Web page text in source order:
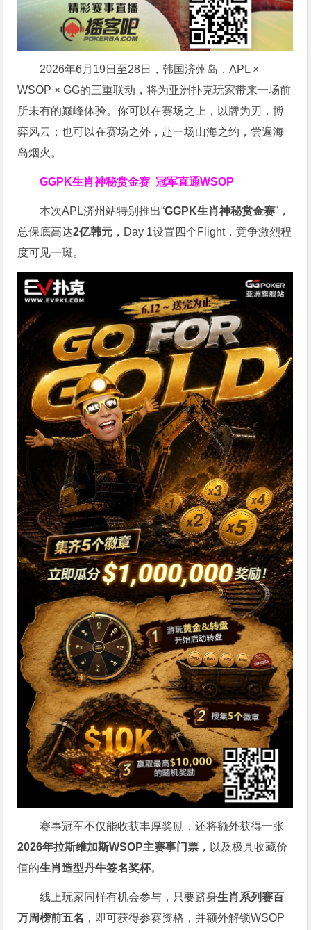
2026年6月19日至28日，韩国济州岛，APL ×
WSOP × GG的三重联动，将为亚洲扑克玩家带来一场前
所未有的巅峰体验。你可以在赛场之上，以牌为刃，博
弈风云；也可以在赛场之外，赴一场山海之约，尝遍海
岛烟火。
GGPK生肖神秘赏金赛冠军直通WSOP
本次APL济州站特别推出“GGPK生肖神秘赏金赛”，
总保底高达2亿韩元 ，Day 1设置四个Flight，竞争激烈程
度可见一斑。
赛事冠军不仅能收获丰厚奖励，还将额外获得一张
2026年拉斯维加斯WSOP主赛事门票 ，以及极具收藏价
值的生肖造型丹牛签名奖杯。
线上玩家同样有机会参与，只要跻身生肖系列赛百
万周榜前五名 ，即可获得参赛资格，并额外解锁WSOP